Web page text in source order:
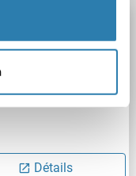
(AbBy Fluor®
IF (p)
Détails